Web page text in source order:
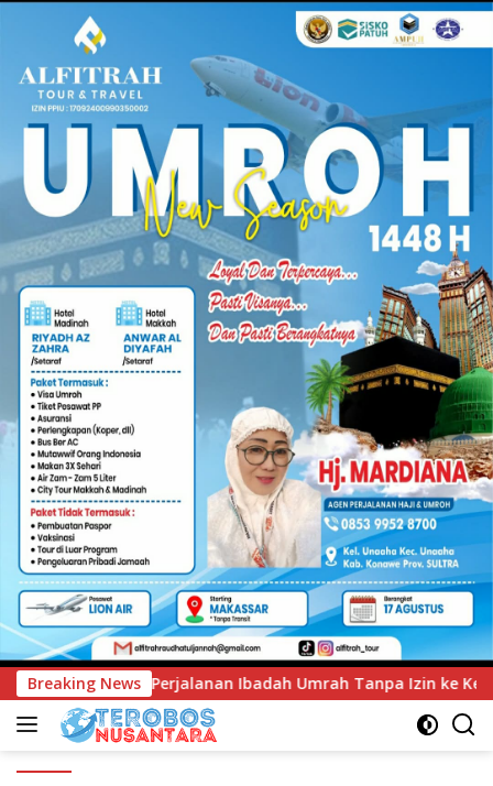
Breaking News
Umrah Tanpa Izin ke Kejaksaan UNIMEN